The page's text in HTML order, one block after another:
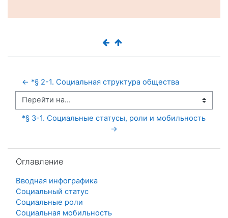
← *§ 2-1. Социальная структура общества
Перейти на...
*§ 3-1. Социальные статусы, роли и мобильность
→
Оглавление
Вводная инфографика
Социальный статус
Социальные роли
Социальная мобильность